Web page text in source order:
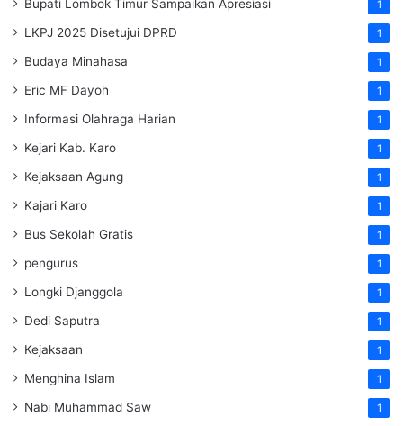
Bupati Lombok Timur Sampaikan Apresiasi 1
LKPJ 2025 Disetujui DPRD 1
Budaya Minahasa 1
Eric MF Dayoh 1
Informasi Olahraga Harian 1
Kejari Kab. Karo 1
Kejaksaan Agung 1
Kajari Karo 1
Bus Sekolah Gratis 1
pengurus 1
Longki Djanggola 1
Dedi Saputra 1
Kejaksaan 1
Menghina Islam 1
Nabi Muhammad Saw 1